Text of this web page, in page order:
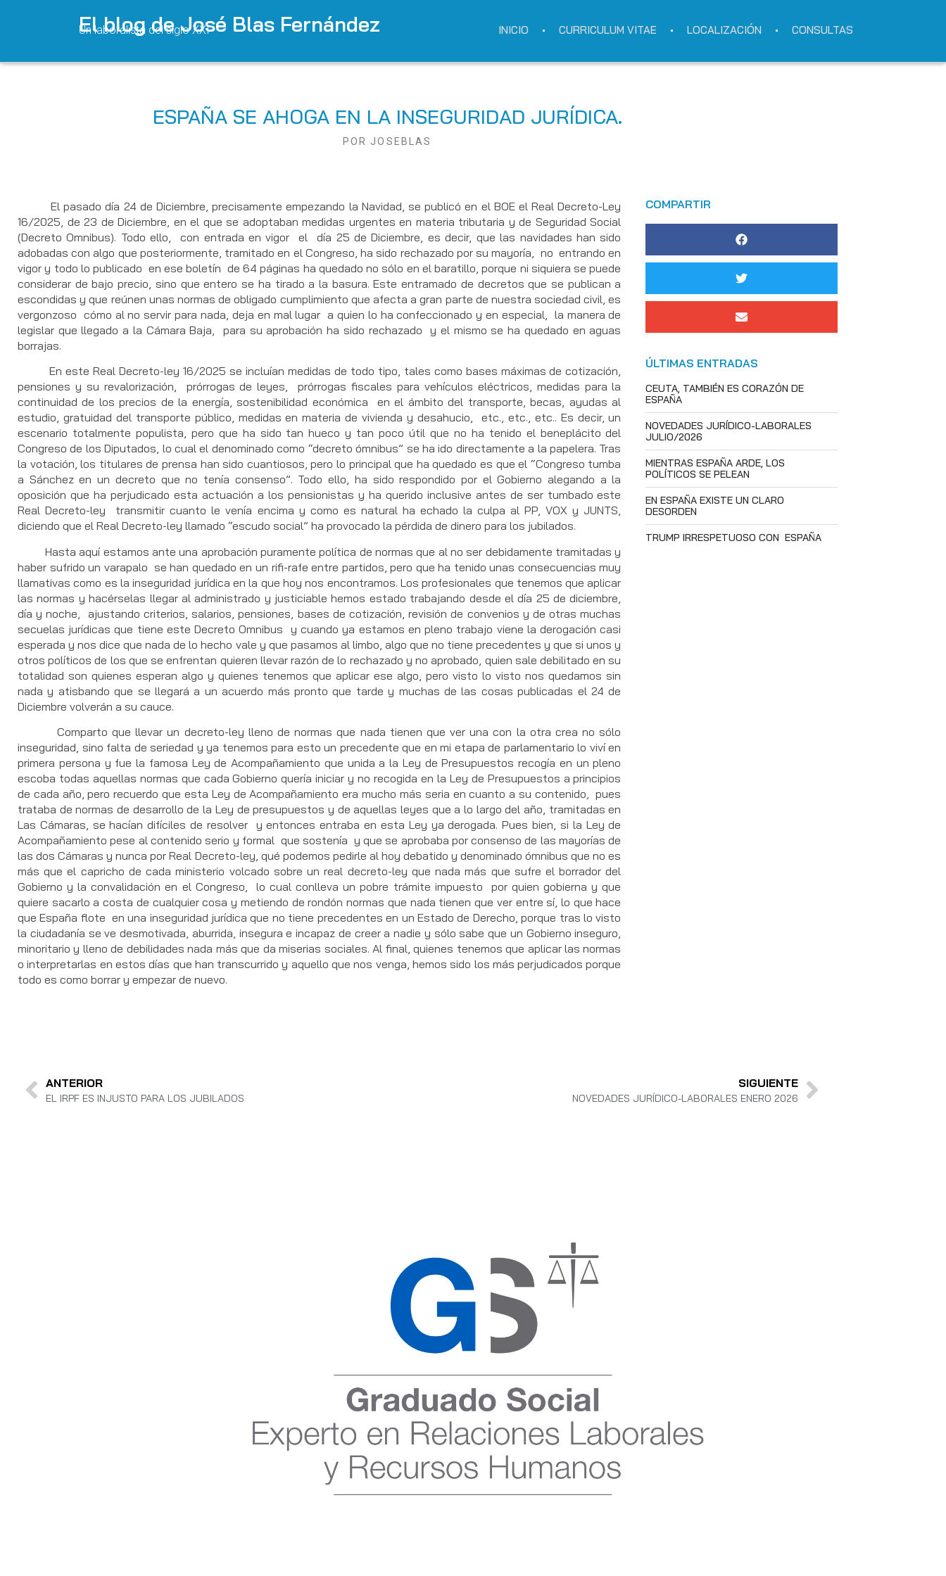
El blog de José Blas Fernández
Un laboralista del siglo XXI INICIO CURRICULUM VITAE LOCALIZACIÓN CONSULTAS
ESPAÑA SE AHOGA EN LA INSEGURIDAD JURÍDICA.
POR JOSEBLAS
El pasado día 24 de Diciembre, precisamente empezando la Navidad, se publicó en el BOE el Real Decreto-Ley
16/2025, de 23 de Diciembre, en el que se adoptaban medidas urgentes en materia tributaria y de Seguridad Social
(Decreto Omnibus). Todo ello, con entrada en vigor el día 25 de Diciembre, es decir, que las navidades han sido
adobadas con algo que posteriormente, tramitado en el Congreso, ha sido rechazado por su mayoría, no entrando en
vigor y todo lo publicado en ese boletín de 64 páginas ha quedado no sólo en el baratillo, porque ni siquiera se puede
considerar de bajo precio, sino que entero se ha tirado a la basura. Este entramado de decretos que se publican a
escondidas y que reúnen unas normas de obligado cumplimiento que afecta a gran parte de nuestra sociedad civil, es
vergonzoso cómo al no servir para nada, deja en mal lugar a quien lo ha confeccionado y en especial, la manera de
legislar que llegado a la Cámara Baja, para su aprobación ha sido rechazado y el mismo se ha quedado en aguas
borrajas.
En este Real Decreto-ley 16/2025 se incluían medidas de todo tipo, tales como bases máximas de cotización,
pensiones y su revalorización, prórrogas de leyes, prórrogas fiscales para vehículos eléctricos, medidas para la
continuidad de los precios de la energía, sostenibilidad económica en el ámbito del transporte, becas, ayudas al
estudio, gratuidad del transporte público, medidas en materia de vivienda y desahucio, etc., etc., etc.. Es decir, un
escenario totalmente populista, pero que ha sido tan hueco y tan poco útil que no ha tenido el beneplácito del
Congreso de los Diputados, lo cual el denominado como “decreto ómnibus” se ha ido directamente a la papelera. Tras
la votación, los titulares de prensa han sido cuantiosos, pero lo principal que ha quedado es que el “Congreso tumba
a Sánchez en un decreto que no tenía consenso”. Todo ello, ha sido respondido por el Gobierno alegando a la
oposición que ha perjudicado esta actuación a los pensionistas y ha querido inclusive antes de ser tumbado este
Real Decreto-ley transmitir cuanto le venía encima y como es natural ha echado la culpa al PP, VOX y JUNTS,
diciendo que el Real Decreto-ley llamado “escudo social” ha provocado la pérdida de dinero para los jubilados.
Hasta aquí estamos ante una aprobación puramente política de normas que al no ser debidamente tramitadas y
haber sufrido un varapalo se han quedado en un rifi-rafe entre partidos, pero que ha tenido unas consecuencias muy
llamativas como es la inseguridad jurídica en la que hoy nos encontramos. Los profesionales que tenemos que aplicar
las normas y hacérselas llegar al administrado y justiciable hemos estado trabajando desde el día 25 de diciembre,
día y noche, ajustando criterios, salarios, pensiones, bases de cotización, revisión de convenios y de otras muchas
secuelas jurídicas que tiene este Decreto Omnibus y cuando ya estamos en pleno trabajo viene la derogación casi
esperada y nos dice que nada de lo hecho vale y que pasamos al limbo, algo que no tiene precedentes y que si unos y
otros políticos de los que se enfrentan quieren llevar razón de lo rechazado y no aprobado, quien sale debilitado en su
totalidad son quienes esperan algo y quienes tenemos que aplicar ese algo, pero visto lo visto nos quedamos sin
nada y atisbando que se llegará a un acuerdo más pronto que tarde y muchas de las cosas publicadas el 24 de
Diciembre volverán a su cauce.
Comparto que llevar un decreto-ley lleno de normas que nada tienen que ver una con la otra crea no sólo
inseguridad, sino falta de seriedad y ya tenemos para esto un precedente que en mi etapa de parlamentario lo viví en
primera persona y fue la famosa Ley de Acompañamiento que unida a la Ley de Presupuestos recogía en un pleno
escoba todas aquellas normas que cada Gobierno quería iniciar y no recogida en la Ley de Presupuestos a principios
de cada año, pero recuerdo que esta Ley de Acompañamiento era mucho más seria en cuanto a su contenido, pues
trataba de normas de desarrollo de la Ley de presupuestos y de aquellas leyes que a lo largo del año, tramitadas en
Las Cámaras, se hacían difíciles de resolver y entonces entraba en esta Ley ya derogada. Pues bien, si la Ley de
Acompañamiento pese al contenido serio y formal que sostenía y que se aprobaba por consenso de las mayorías de
las dos Cámaras y nunca por Real Decreto-ley, qué podemos pedirle al hoy debatido y denominado ómnibus que no es
más que el capricho de cada ministerio volcado sobre un real decreto-ley que nada más que sufre el borrador del
Gobierno y la convalidación en el Congreso, lo cual conlleva un pobre trámite impuesto por quien gobierna y que
quiere sacarlo a costa de cualquier cosa y metiendo de rondón normas que nada tienen que ver entre sí, lo que hace
que España flote en una inseguridad jurídica que no tiene precedentes en un Estado de Derecho, porque tras lo visto
la ciudadanía se ve desmotivada, aburrida, insegura e incapaz de creer a nadie y sólo sabe que un Gobierno inseguro,
minoritario y lleno de debilidades nada más que da miserias sociales. Al final, quienes tenemos que aplicar las normas
o interpretarlas en estos días que han transcurrido y aquello que nos venga, hemos sido los más perjudicados porque
todo es como borrar y empezar de nuevo.
COMPARTIR
ÚLTIMAS ENTRADAS
CEUTA, TAMBIÉN ES CORAZÓN DE
ESPAÑA
NOVEDADES JURÍDICO-LABORALES
JULIO/2026
MIENTRAS ESPAÑA ARDE, LOS
POLÍTICOS SE PELEAN
EN ESPAÑA EXISTE UN CLARO
DESORDEN
TRUMP IRRESPETUOSO CON ESPAÑA
ANTERIOR
EL IRPF ES INJUSTO PARA LOS JUBILADOS
SIGUIENTE
NOVEDADES JURÍDICO-LABORALES ENERO 2026